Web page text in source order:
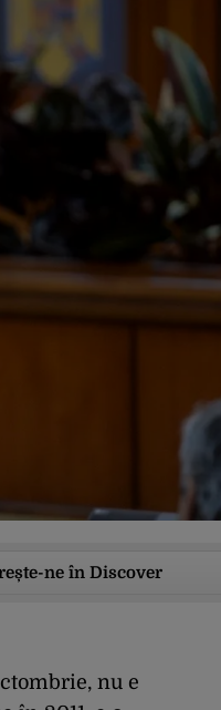
ne în Discover
nu e